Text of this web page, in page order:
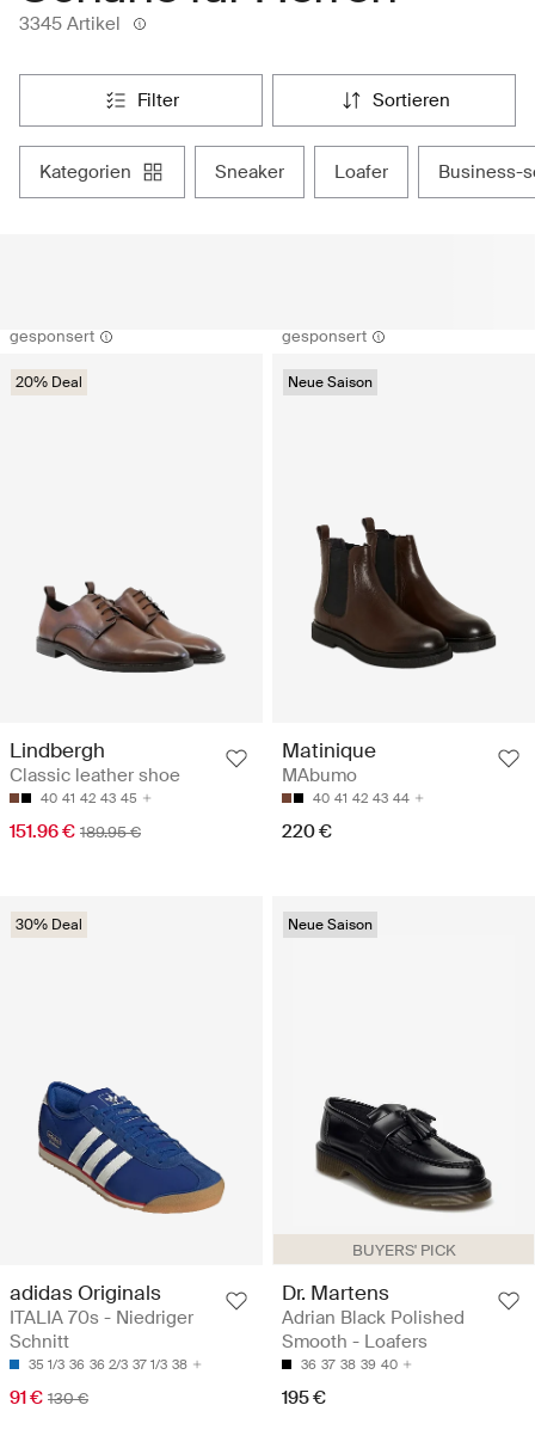
3345 Artikel
filter sortieren
kategorien sneaker loafer business-
gesponsert
20% Deal
Lindbergh
Classic leather shoe
40 41 42 43 45
151.96 € 189.95 €
gesponsert
Neue Saison
Matinique
MAbumo
40 41 42 43 44
220 €
30% Deal
adidas Originals
ITALIA 70s - Niedriger
Schnitt
35 1/3 36 36 2/3 37 1/3 38
91 € 130 €
BUYERS' PICK
Neue Saison
Dr. Martens
Adrian Black Polished
Smooth - Loafers
36 37 38 39 40
195 €